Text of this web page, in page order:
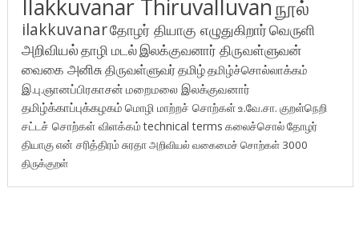
Ilakkuvanar Thiruvalluvanநூல்
ilakkuvanarதோழர் தியாகு எழுதுகிறார்வெருளி
அறிவியல்தாழி மடல்இலக்குவனார் திருவள்ளுவன்
வைகை அனிசுதிருவள்ளுவர்தமிழ்தமிழ்ச்சொல்லாக்கம்
இ.பு.ஞானப்பிரகாசன் மறைமலை இலக்குவனார்
தமிழ்க்காப்புக்கழகம் மொழி மாற்றச் சொற்கள்உ.வே.சா. குறள்நெறி
சட்டச் சொற்கள் விளக்கம்technical terms கலைச்சொல்தோழர்
தியாகுஎன் சரித்திரம்சுரதாஅறிவியல் வகைமைச் சொற்கள் 3000
திருக்குறள்